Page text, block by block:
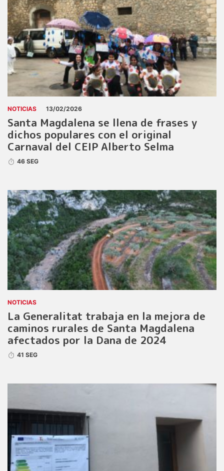
NOTICIAS 13/02/2026
Santa Magdalena se llena de frases y
dichos populares con el original
Carnaval del CEIP Alberto Selma
46 SEG
NOTICIAS
La Generalitat trabaja en la mejora de
caminos rurales de Santa Magdalena
afectados por la Dana de 2024
41 SEG